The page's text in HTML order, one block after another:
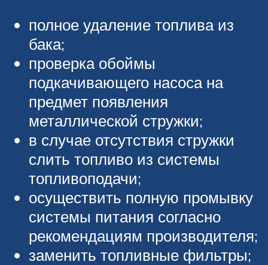
полное удаление топлива из
бака;
проверка обоймы
подкачивающего насоса на
предмет появления
металлической стружки;
в случае отсутствия стружки
слить топливо из системы
топливоподачи;
осуществить полную промывку
системы питания согласно
рекомендациям производителя;
заменить топливные фильтры;